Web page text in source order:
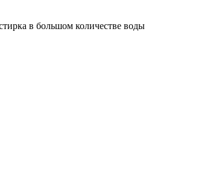
в большом количестве воды